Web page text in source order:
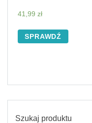
41,99 zł
SPRAWDŹ
Szukaj produktu